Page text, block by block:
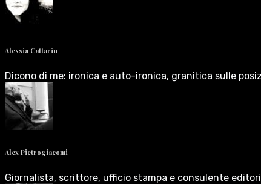
Alessia Cattarin
Dicono di me: ironica e auto-ironica, granitica sulle
Alex Pietrogiacomi
Giornalista, scrittore, ufficio stampa e consulente